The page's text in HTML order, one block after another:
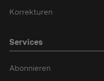
Korrekturen
Services
Abonnieren